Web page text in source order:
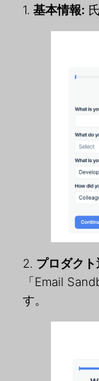
1. 基本情報:
2. プロダクト
「Email
す。